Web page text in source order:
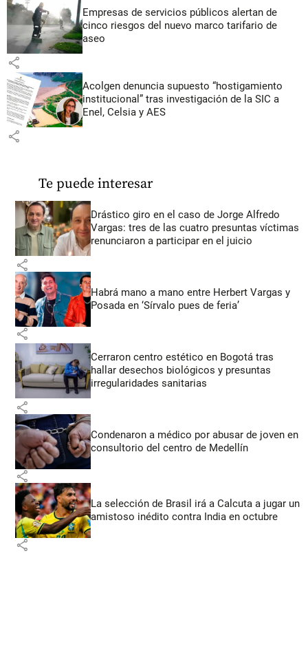
Empresas de servicios públicos alertan de
cinco riesgos del nuevo marco tarifario de
aseo
share
Acolgen denuncia supuesto “hostigamiento
institucional” tras investigación de la SIC a
Enel, Celsia y AES
share
Te puede interesar
Drástico giro en el caso de Jorge Alfredo
Vargas: tres de las cuatro presuntas víctimas
renunciaron a participar en el juicio
share
Habrá mano a mano entre Herbert Vargas y
Posada en ‘Sírvalo pues de feria’
share
Cerraron centro estético en Bogotá tras
hallar desechos biológicos y presuntas
irregularidades sanitarias
share
Condenaron a médico por abusar de joven en
consultorio del centro de Medellín
share
La selección de Brasil irá a Calcuta a jugar un
amistoso inédito contra India en octubre
share